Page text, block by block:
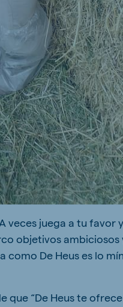
veces juega a tu favor
objetivos ambiciosos
como De Heus es lo
que “De Heus te